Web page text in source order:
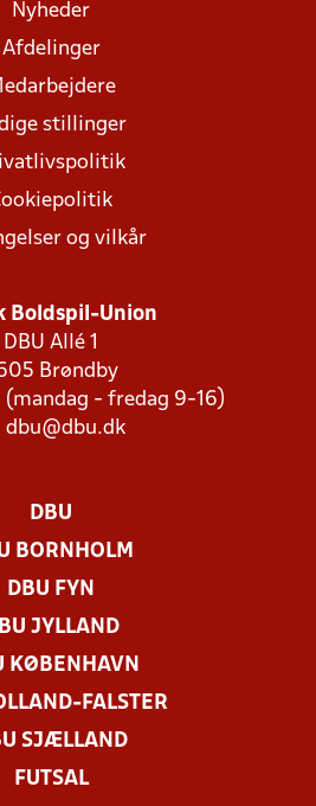
Nyheder
Afdelinger
stillinger
og vilkår
Boldspil-Union
DBU Allé 1
Brøndby
(mandag - fredag 9-16)
dbu@dbu.dk
DBU
BORNHOLM
DBU FYN
JYLLAND
KØBENHAVN
FALSTER
SJÆLLAND
FUTSAL